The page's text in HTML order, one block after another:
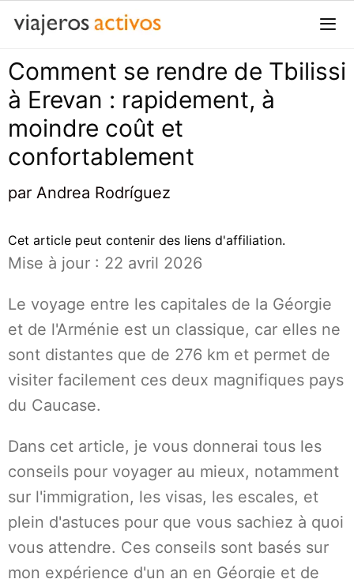
Passer
contenu
Comment se rendre de Tbilissi
à Erevan : rapidement, à
moindre coût et
confortablement
par Andrea Rodríguez
Cet article peut contenir des liens d'affiliation.
Mise à jour : 22 avril 2026
Le voyage entre les capitales de la Géorgie
et de l'Arménie est un classique, car elles ne
sont distantes que de 276 km et permet de
visiter facilement ces deux magnifiques pays
du Caucase.
Dans cet article, je vous donnerai tous les
conseils pour voyager au mieux, notamment
sur l'immigration, les visas, les escales, et
plein d'astuces pour que vous sachiez à quoi
vous attendre. Ces conseils sont basés sur
mon expérience d'un an en Géorgie et de